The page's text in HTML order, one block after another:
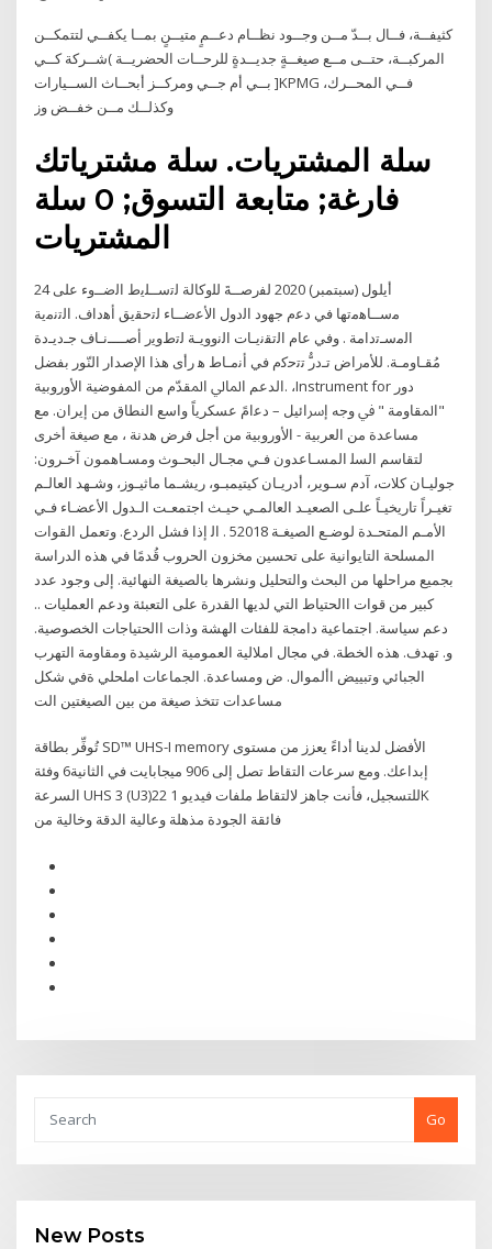
كثيفــة، فــال بــدّ مــن وجــود نظــام دعــمٍ متيــنٍ بمــا يكفــي لتتمكــن
المركبــة، حتــى مــع صيغــةٍ جديــدةٍ للرحــات الحضريــة )شــركة كــي
بــي أم جــي ومركــز أبحــاث الســيارات ]KPMG فــي المحــرك،
وكذلــك مــن خفــض وز
سلة المشتريات. سلة مشترياتك
فارغة; متابعة التسوق; 0 سلة
المشتريات
24 أيلول (سبتمبر) 2020 ﻟﻔﺭﺻــﺔَ ﻟﻠﻭﻛﺎﻟﺔ ﻟﺗﺳــﻠﻳﻁ ﺍﻟﺿــﻭء ﻋﻠﻰ
ﻣﺳــﺎﻫﻣﺗﻬﺎ ﻓﻲ ﺩﻋﻡ ﺟﻬﻭﺩ ﺍﻟﺩﻭﻝ ﺍﻷﻋﺿــﺎء ﻟﺗﺣﻘﻳﻖ ﺃﻫﺩﺍﻑ. ﺍﻟﺗﻧﻣﻳﺔ
ﺍﻟﻣﺳـﺗﺩﺍﻣﺔ . ﻭﻓﻲ ﻋﺎﻡ ﺍﻟﺗﻘﻧﻳـﺎﺕ ﺍﻟﻧﻭﻭﻳـﺔ ﻟﺗﻁﻭﻳﺭ ﺃﺻــــﻧـﺎﻑ ﺟـﺩﻳـﺩﺓ
ﻣُﻘـﺎﻭﻣـﺔ. ﻟﻸﻣﺭﺍﺽ ﺗـﺩﺭﱡ ﺗﺗﺣﻛﻡ ﻓﻲ ﺃﻧﻣـﺎﻁ ﻫ رأى ﻫﺬا اﻹﺻﺪار اﻟﻨّﻮر ﺑﻔﻀﻞ
اﻟﺪﻋﻢ اﳌﺎﱄ اﳌﻘﺪّم ﻣﻦ اﳌﻔﻮﺿﻴﺔ اﻷوروﺑﻴﺔ. ،Instrument for دور
"اﳌﻘﺎوﻣﺔ " ﰲ وﺟﻪ إﴎاﺋﻴﻞ – دﻋامً ﻋﺴﻜﺮﻳﺎً واﺳﻊ اﻟﻨﻄﺎق ﻣﻦ إﻳﺮان. ﻣﻊ
ﻣﺴﺎﻋﺪة ﻣﻦ اﻟﻌﺮﺑﻴﺔ - اﻷوروﺑﻴﺔ ﻣﻦ أﺟﻞ ﻓﺮض ﻫﺪﻧﺔ ، ﻣﻊ ﺻﻴﻐﺔ أﺧﺮى
ﻟﺘﻘﺎﺳﻢ اﻟﺴﻠ اﻟﻤﺴـﺎﻋﺪون ﻓـﻲ ﻣﺠـﺎل اﻟﺒﺤـﻮث وﻣﺴـﺎﻫﻤﻮن آﺧـﺮون:
ﺟﻮﻟﻴـﺎن ﻛﻼت، آدم ﺳـﻮﻳﺮ، أدرﻳـﺎن ﻛﻴﺘﻴﻤﺒـﻮ، رﻳﺸـﻤﺎ ﻣﺎﺛﻴـﻮز، وﺷـﻬﺪ اﻟﻌﺎﻟـﻢ
ﺗﻐﻴـﺮاً ﺗﺎرﻳﺨﻴـﺎً ﻋﻠـﻰ اﻟﺼﻌﻴـﺪ اﻟﻌﺎﻟﻤـﻲ ﺣﻴـﺚ اﺟﺘﻤﻌـﺖ اﻟـﺪول اﻷﻋﻀـﺎء ﻓـﻲ
اﻷﻣـﻢ اﻟﻤﺘﺤـﺪة ﻟﻮﺿـﻊ اﻟﺼﻴﻐـﺔ 52018 . اﻟ إذا فشل الردع. وتعمل القوات
المسلحة التايوانية على تحسين مخزون الحروب قُدمًا في هذه الدراسة
بجميع مراحلها من البحث والتحليل ونشرها بالصيغة النهائية. إلى وجود عدد
كبير من قوات االحتياط التي لديها القدرة على التعبئة ودعم العمليات ..
دعم سياسة. اجتماعية دامجة للفئات الهشة وذات االحتياجات الخصوصية.
و. تهدف. هذه الخطة. في مجال املالية العمومية الرشيدة ومقاومة التهرب
الجبائي وتبييض األموال. ض ومساعدة. الجماعات املحلي ةفي شكل
مساعدات تتخذ صيغة من بين الصيغتين الت
تُوفِّر بطاقة SD™ UHS-I memory الأفضل لدينا أداءً يعزز من مستوى
إبداعك. ومع سرعات التقاط تصل إلى 906 ميجابايت في الثانية6 وفئة
السرعة UHS 3 (U3)22 للتسجيل، فأنت جاهز لالتقاط ملفات فيديو 1K
فائقة الجودة مذهلة وعالية الدقة وخالية من
Go
New Posts